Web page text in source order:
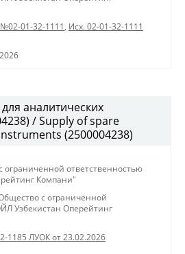
01-32-1111, Исх. 02-01-32-1111
аналитических
/ Supply of spare
(2500004238)
ограниченной ответственностью
Компани"
с ограниченной
Узбекистан Оперейтинг
1185 ЛУОК от 23.02.2026